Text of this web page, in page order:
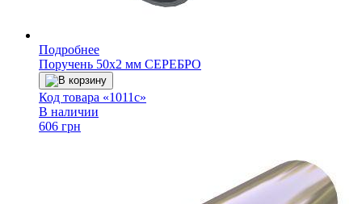
Подробнее
Поручень 50х2 мм СЕРЕБРО
В корзину
Код товара «1011с»
В наличии
606 грн